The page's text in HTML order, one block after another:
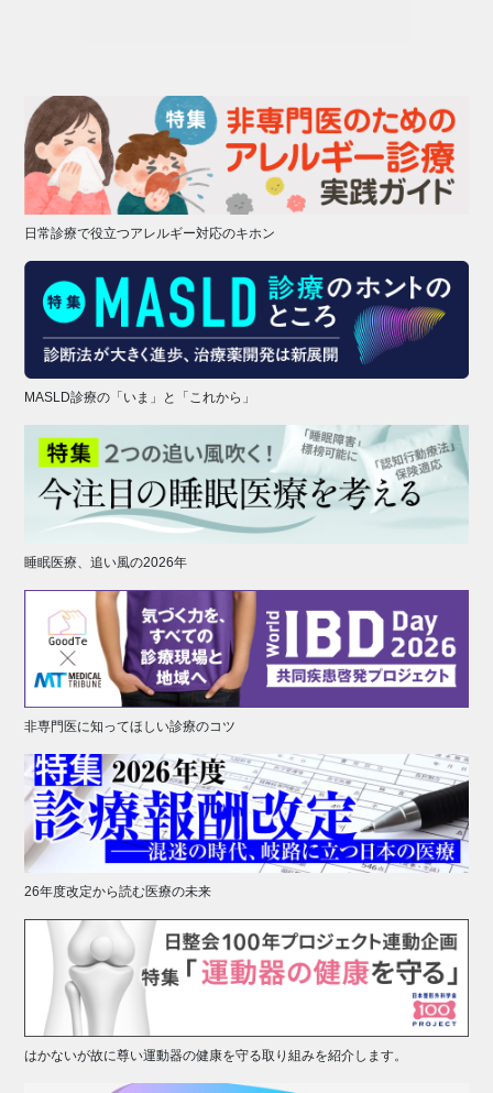
日常診療で役立つアレルギー対応のキホン
MASLD診療の「いま」と「これから」
睡眠医療、追い風の2026年
非専門医に知ってほしい診療のコツ
26年度改定から読む医療の未来
はかないが故に尊い運動器の健康を守る取り組みを紹介します。